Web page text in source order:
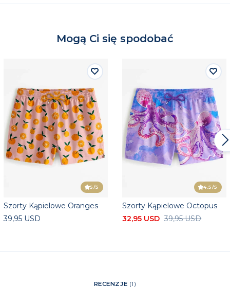
Mogą Ci się spodobać
5/5
Szorty Kąpielowe Oranges
39,95 USD
4.5/5
Szorty Kąpielowe Octopus
32,95 USD 39,95 USD
RECENZJE (1 )